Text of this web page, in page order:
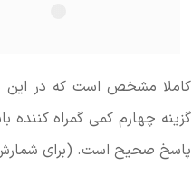
کاملا مشخص است که در این
گزینه چهارم کمی گمراه
پاسخ صحیح است. (برای